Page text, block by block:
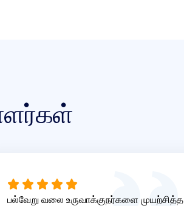
பல்வேறு வலை உருவாக்குநர்களை முயற்சித்த